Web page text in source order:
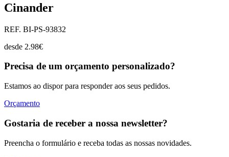
Cinander
REF. BI-PS-93832
desde 2.98€
Precisa de um orçamento personalizado?
Estamos ao dispor para responder aos seus pedidos.
Orçamento
Gostaria de receber a nossa newsletter?
Preencha o formulário e receba todas as nossas novidades.